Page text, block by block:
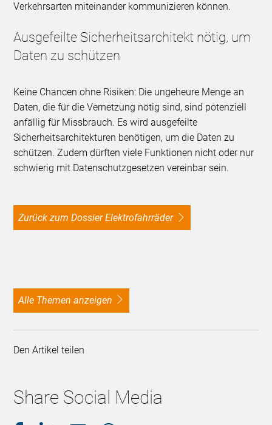
Verkehrsarten miteinander kommunizieren können.
Ausgefeilte Sicherheitsarchitekt nötig, um
Daten zu schützen
Keine Chancen ohne Risiken: Die ungeheure Menge an
Daten, die für die Vernetzung nötig sind, sind potenziell
anfällig für Missbrauch. Es wird ausgefeilte
Sicherheitsarchitekturen benötigen, um die Daten zu
schützen. Zudem dürften viele Funktionen nicht oder nur
schwierig mit Datenschutzgesetzen vereinbar sein.
Zurück zum Dossier Elektrofahrräder
alle Themen anzeigen
Den Artikel teilen
Share Social Media